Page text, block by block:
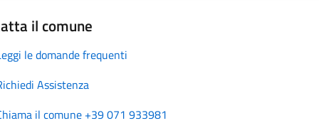
il comune
le domande frequenti
Assistenza
il comune +39 071 933981